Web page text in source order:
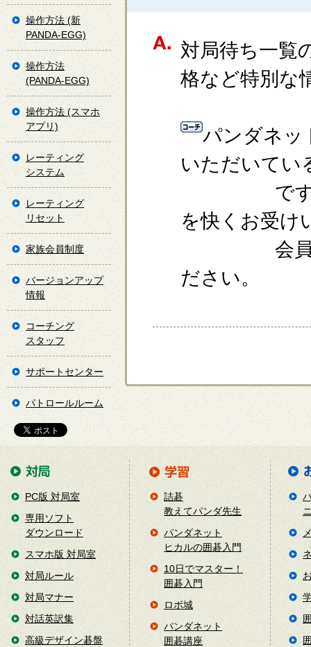
対局待ち一覧
格など特別な
パンダネッ
いただいてい
です。コ
を快くお受け
会員の方
ださい。
操作方法 (新
PANDA-EGG)
操作方法
(PANDA-EGG)
操作方法 (スマホ
アプリ)
レーティング
システム
レーティング
リセット
家族会員制度
バージョンアップ
情報
コーチング
スタッフ
サポートセンター
パトロールルーム
PC版 対局室
専用ソフト
ダウンロード
スマホ版 対局室
対局ルール
対局マナー
対話英訳集
高級デザイン碁盤
詰碁
教えてパンダ先生
パンダネット
ヒカルの囲碁入門
10日でマスター！
囲碁入門
ロボ城
パンダネット
囲碁講座